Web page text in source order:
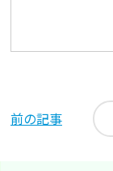
前の記事